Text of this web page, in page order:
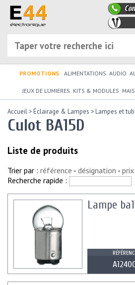
PROMOTIONS ALIMENTATIONS AUDIO
JEUX DE LUMIERES KITS & MODULES
Accueil >Éclairage & Lampes >Lampes et
Culot BA15D
Liste de produits
Trier par : référence - désignation - prix
Recherche rapide :
Lampe